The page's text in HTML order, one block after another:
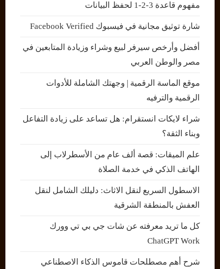
مفهوم قاعدة 3-2-1 لحفظ البيانات
شارة توثيق مجانية في فيسبوك Facebook Verified
أفضل وأرخص سيرفر لبيع وشراء وزيادة المتابعين في
مصر والوطن العربي
موقع الماسة الرقمية | وجهتك الشاملة للأدوات
الرقمية والترفيه
شراء لايكات انستقرام: هل تساعد على زيادة التفاعل
وبناء الثقة؟
علم الميقات: قصة ألف عام من الأسطرلاب إلى
الهاتف الذكي في خدمة الصلاة
الاسطول السريع لنقل الاثاث: دليلك الشامل لنقل
العفش بالمنطقة الشرقية
كل ما تريد معرفته عن شات جي بي تي وورك
ChatGPT Work
شرح أهم مصطلحات قاموس الذكاء الاصطناعي